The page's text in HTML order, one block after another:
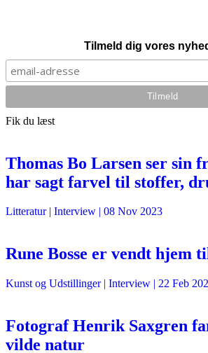
Tilmeld dig vores
Fik du læst
Thomas Bo Larsen ser sin
har sagt farvel til stoffer,
Litteratur| Interview | 08 Nov 2023
Rune Bosse er vendt hjem
Kunst og Udstillinger| Interview | 22 Feb
Fotograf Henrik Saxgren
vilde natur